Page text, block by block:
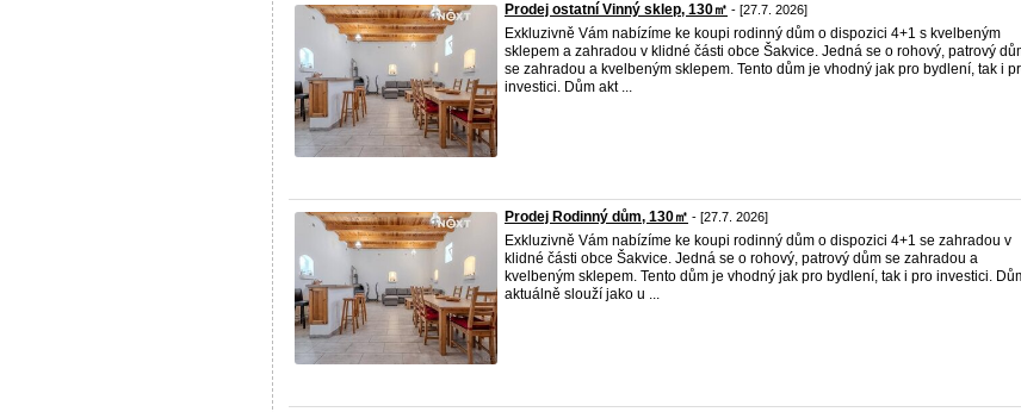
Prodej ostatní Vinný sklep, 130㎡ - [27.7. 2026]
Exkluzivně Vám nabízíme ke koupi rodinný dům o dispozici 4+1 s kvelbeným
sklepem a zahradou v klidné části obce Šakvice. Jedná se o rohový, patrový
se zahradou a kvelbeným sklepem. Tento dům je vhodný jak pro bydlení, tak i
investici. Dům akt ...
Prodej Rodinný dům, 130㎡ - [27.7. 2026]
Exkluzivně Vám nabízíme ke koupi rodinný dům o dispozici 4+1 se zahradou v
klidné části obce Šakvice. Jedná se o rohový, patrový dům se zahradou a
kvelbeným sklepem. Tento dům je vhodný jak pro bydlení, tak i pro investici.
aktuálně slouží jako u ...